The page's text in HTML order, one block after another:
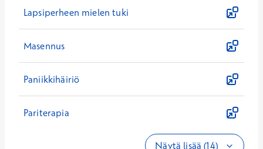
Lapsiperheen mielen tuki
Masennus
Paniikkihäiriö
Pariterapia
Näytä lisää (14)